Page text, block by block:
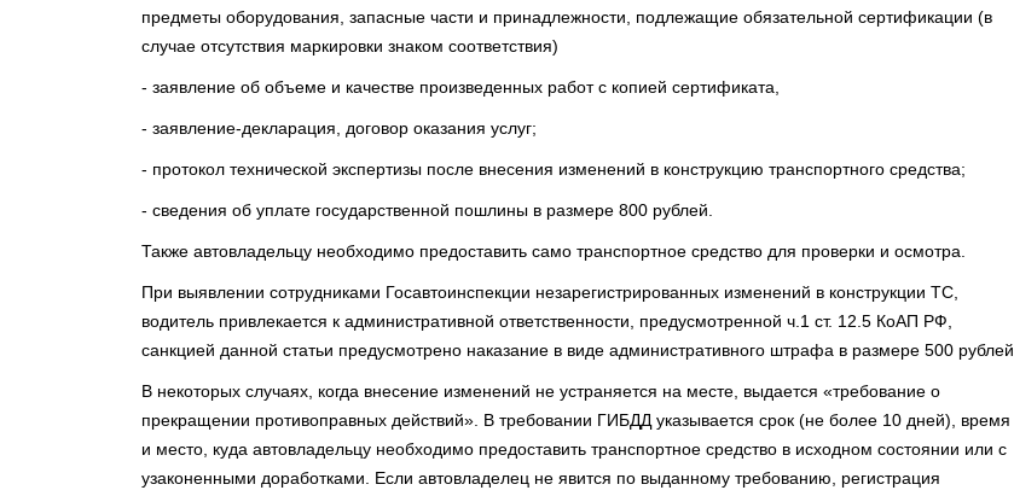
предметы оборудования, запасные части и принадлежности, подлежащие обязательной сертификации (в
случае отсутствия маркировки знаком соответствия)
- заявление об объеме и качестве произведенных работ с копией сертификата,
- заявление-декларация, договор оказания услуг;
- протокол технической экспертизы после внесения изменений в конструкцию транспортного средства;
- сведения об уплате государственной пошлины в размере 800 рублей.
Также автовладельцу необходимо предоставить само транспортное средство для проверки и осмотра.
При выявлении сотрудниками Госавтоинспекции незарегистрированных изменений в конструкции ТС,
водитель привлекается к административной ответственности, предусмотренной ч.1 ст. 12.5 КоАП РФ,
санкцией данной статьи предусмотрено наказание в виде административного штрафа в размере 500 рублей.
В некоторых случаях, когда внесение изменений не устраняется на месте, выдается «требование о
прекращении противоправных действий». В требовании ГИБДД указывается срок (не более 10 дней), время
и место, куда автовладельцу необходимо предоставить транспортное средство в исходном состоянии или с
узаконенными доработками. Если автовладелец не явится по выданному требованию, регистрация